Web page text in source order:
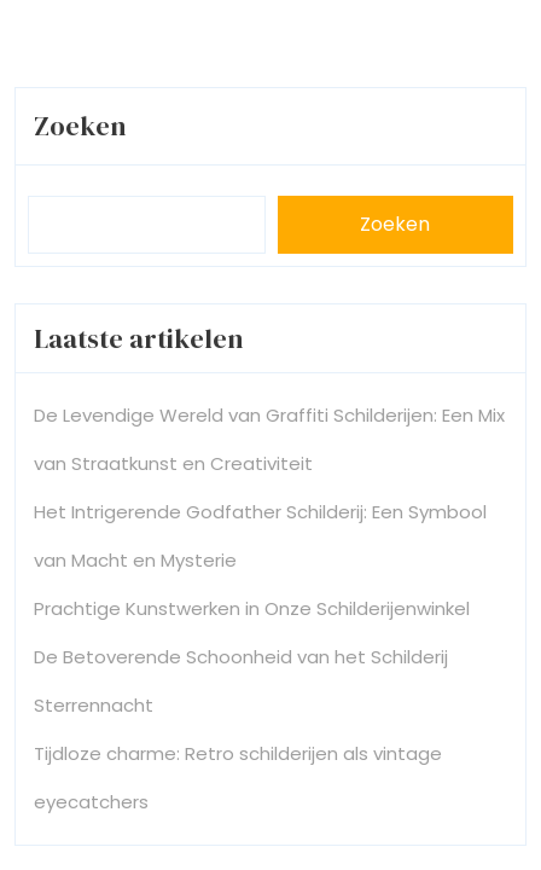
Zoeken
Zoeken
Laatste artikelen
De Levendige Wereld van Graffiti Schilderijen: Een Mix
van Straatkunst en Creativiteit
Het Intrigerende Godfather Schilderij: Een Symbool
van Macht en Mysterie
Prachtige Kunstwerken in Onze Schilderijenwinkel
De Betoverende Schoonheid van het Schilderij
Sterrennacht
Tijdloze charme: Retro schilderijen als vintage
eyecatchers